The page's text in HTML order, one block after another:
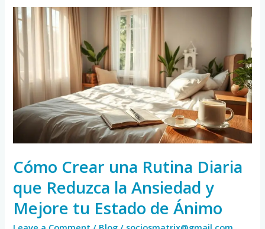
Cómo Crear una Rutina Diaria
que Reduzca la Ansiedad y
Mejore tu Estado de Ánimo
Cómo
Crear
una
Rutina
Diaria
que
Reduzca
la
Ansiedad
Mejore
tu
Estado